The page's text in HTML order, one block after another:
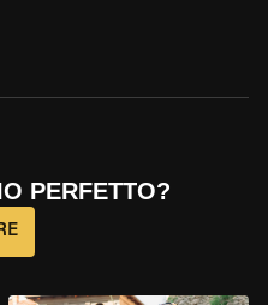
PERFETTO?